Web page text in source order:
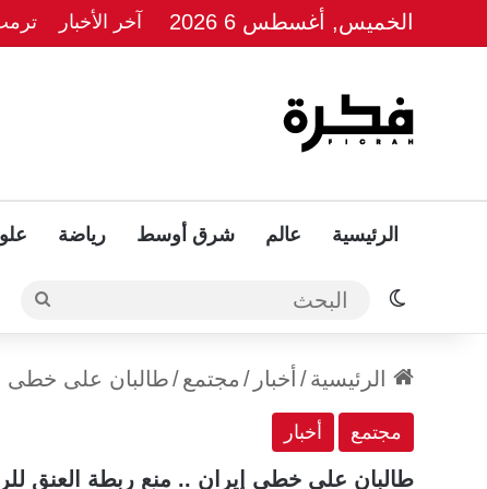
الخميس, أغسطس 6 2026 آخر الأخبار
الرئيسية عالم شرق أوسط رياضة
الوضع المظلم البحث
الرئيسية/ أخبار / مجتمع/طالبان على خطى
مجتمع أخبار
طالبان على خطى إيران .. منع ربطة العنق